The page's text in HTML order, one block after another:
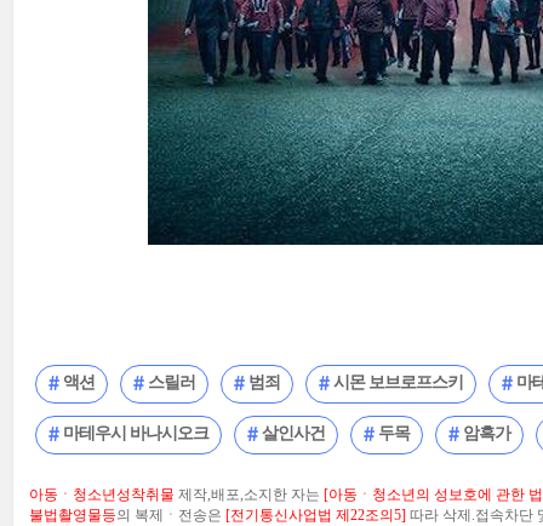
액션 스릴러 범죄 시몬 보브로프스키 마
마테우시 바나시오크 살인사건 두목 암흑가
아동ㆍ청소년성착취물 제작,배포,소지한 자는 [아동ㆍ청소년의 성보호에 관한
불법촬영물등의 복제ㆍ전송은 [전기통신사업법 제22조의5] 따라 삭제.접속차단